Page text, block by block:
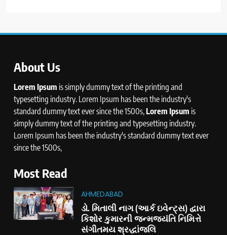
About Us
Lorem Ipsum is simply dummy text of the printing and
typesetting industry. Lorem Ipsum has been the industry's
standard dummy text ever since the 1500s,Lorem Ipsum is
simply dummy text of the printing and typesetting industry.
Lorem Ipsum has been the industry's standard dummy text ever
since the 1500s,
Most Read
AHMEDABAD
ડો. મિતાલી નાગ (આર્ક ઇવેન્ટ્સ) દ્વારા
કિશોર કુમારની જન્મજયંતિ નિમિત્તે
સંગીતમય શ્રદ્ધાંજલિ